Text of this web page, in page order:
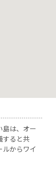
島は、オー
すると共
ルからワイ